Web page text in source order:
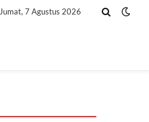
Jumat, 7 Agustus 2026